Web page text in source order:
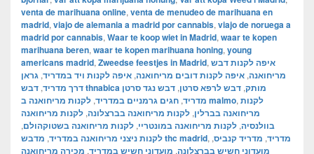
venta de marihuana online, venta de menudeo de marihuana en
madrid, viajo de alemania a madrid por cannabis, viajo de noruega a
madrid por cannabis, Waar te koop wiet in Madrid, waar te kopen
marihuana beren, waar te kopen marihuana honing, young
americans madrid, Zweedse feestjes in Madrid, איפה לקנות דבש
מריחואנה, איפה לקנות דובים מריחואנה, איפה לקנות ויד במדריד, גראן
דרך מדריד, דבש thnabica מותק, דבש לרפא סרטן, דבש נגד סרטן
מדריד, חגים גרמניים במדריד, לקנות מריחואנה ב malmo, לקנות
מריחואנה בברלין, לקנות מריחואנה בברצלונה, לקנות מריחואנה
בוולנסיה, לקנות מריחואנה במונטריי, לקנות מריחואנה בשטוקהולם,
לקנות ניצני מריחואנה במדריד, מדבש thc madrid, מדריד, מדריד קנביס,
מועדוני חשיש בברצלונה, מועדוני חשיש במדריד, מכירה מריחואנה